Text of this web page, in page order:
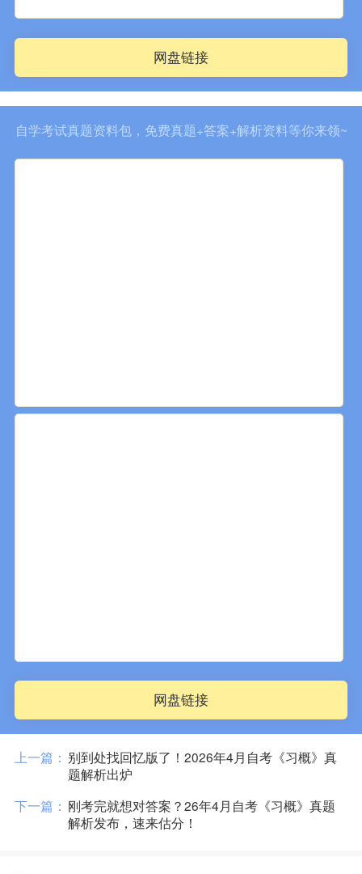
网盘链接
自学考试真题资料包，免费真题+答案+解析资料等你来领~
网盘链接
上一篇： 别到处找回忆版了！2026年4月自考《习概》真
题解析出炉
下一篇： 刚考完就想对答案？26年4月自考《习概》真题
解析发布，速来估分！